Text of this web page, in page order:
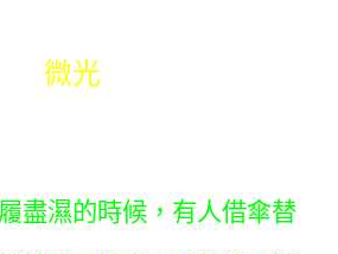
微光
盡濕的時候，有人借傘替